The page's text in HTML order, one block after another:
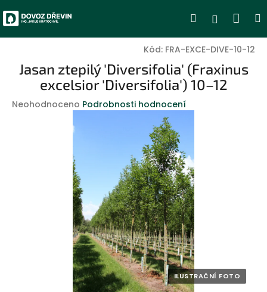
na
obsah
Hledat
Kód: FRA-EXCE-DIVE-10-12
Jasan ztepilý 'Diversifolia' (Fraxinus
excelsior 'Diversifolia') 10–12
Průměrné
Neohodnoceno Podrobnosti hodnocení